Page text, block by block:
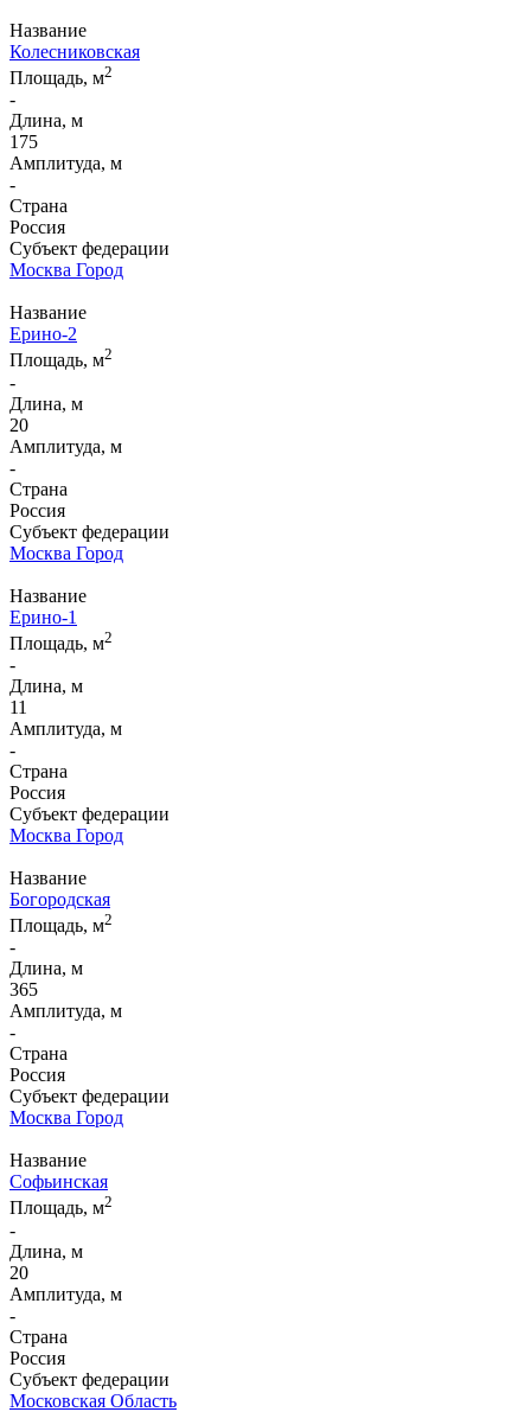
Название
Колесниковская
Площадь, м2
-
Длина, м
175
Амплитуда, м
-
Страна
Россия
Субъект федерации
Москва Город
Название
Ерино-2
Площадь, м2
-
Длина, м
20
Амплитуда, м
-
Страна
Россия
Субъект федерации
Москва Город
Название
Ерино-1
Площадь, м2
-
Длина, м
11
Амплитуда, м
-
Страна
Россия
Субъект федерации
Москва Город
Название
Богородская
Площадь, м2
-
Длина, м
365
Амплитуда, м
-
Страна
Россия
Субъект федерации
Москва Город
Название
Софьинская
Площадь, м2
-
Длина, м
20
Амплитуда, м
-
Страна
Россия
Субъект федерации
Московская Область